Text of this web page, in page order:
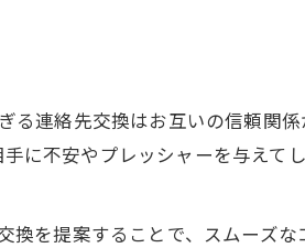
る連絡先交換はお互いの信頼関
に不安やプレッシャーを与えて
換を提案することで、スムーズな